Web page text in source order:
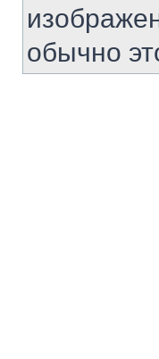
обычно